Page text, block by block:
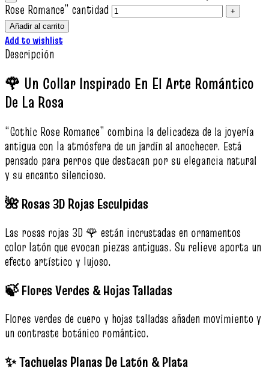
Rose Romance” cantidad
Añadir al carrito
Add to wishlist
Descripción
🌹 Un Collar Inspirado En El Arte Romántico
De La Rosa
“Gothic Rose Romance” combina la delicadeza de la joyería
antigua con la atmósfera de un jardín al anochecer. Está
pensado para perros que destacan por su elegancia natural
y su encanto silencioso.
🌺 Rosas 3D Rojas Esculpidas
Las rosas rojas 3D 🌹 están incrustadas en ornamentos
color latón que evocan piezas antiguas. Su relieve aporta un
efecto artístico y lujoso.
🍃 Flores Verdes & Hojas Talladas
Flores verdes de cuero y hojas talladas añaden movimiento y
un contraste botánico romántico.
✨ Tachuelas Planas De Latón & Plata